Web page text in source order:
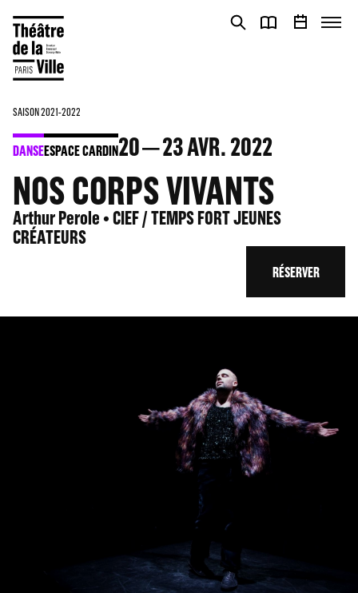
SAISON 2021-2022
DANSEESPACE CARDIN20 23AVR. 2022
NOS CORPS VIVANTS
Arthur Perole • CIEF / TEMPS FORT JEUNES
CRÉATEURS
RÉSERVER